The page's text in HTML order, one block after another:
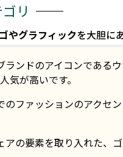
リ
やグラフィックを大胆に
ランドのアイコンである
気が高いです。
のファッションのアクセ
アの要素を取り入れた、